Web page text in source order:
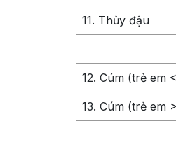
11. Thủy đậu
12. Cúm (trẻ em
13. Cúm (trẻ em